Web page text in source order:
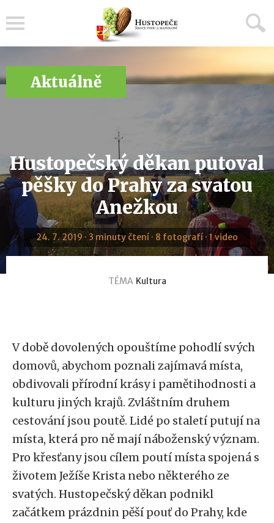
Aktuálně
Hustopečský děkan putoval
pěšky do Prahy za svatou
Anežkou
24. 7. 2019 · 3 minuty čtení · 8 fotografí · 1 video
TÉMA Kultura
V době dovolených opouštíme pohodlí svých
domovů, abychom poznali zajímavá místa,
obdivovali přírodní krásy i pamětihodnosti a
kulturu jiných krajů. Zvláštním druhem
cestování jsou poutě. Lidé po staletí putují na
místa, která pro ně mají náboženský význam.
Pro křesťany jsou cílem poutí místa spojená s
životem Ježíše Krista nebo některého ze
svatých. Hustopečský děkan podnikl
začátkem prázdnin pěší pouť do Prahy, kde